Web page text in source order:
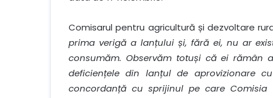
Comisarul pentru agricultură și dezvoltare
prima verigă a lanțului și, fără ei, nu ar
consumăm. Observăm totuși că ei rămân
deficiențele din lanțul de aprovizionare
concordanță cu sprijinul pe care